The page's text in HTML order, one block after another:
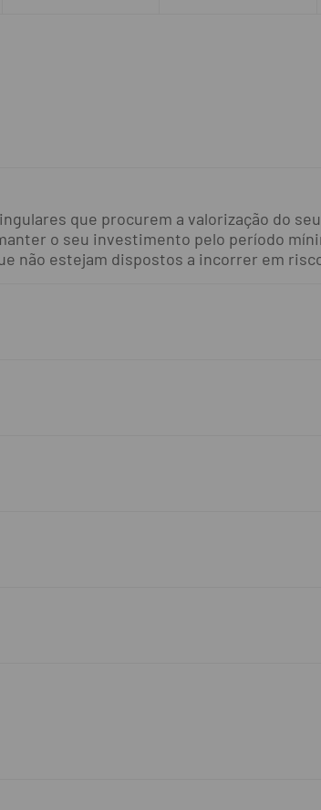
que procurem a valorização do
o seu investimento pelo período
não estejam dispostos a incorrer em